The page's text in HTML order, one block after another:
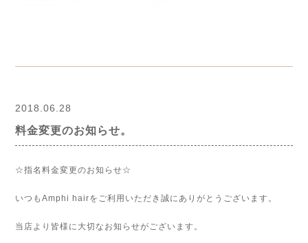
2018.06.28
料金変更のお知らせ。
☆指名料金変更のお知らせ☆
いつもAmphi hairをご利用いただき誠にありがとうございます。
当店より皆様に大切なお知らせがございます。